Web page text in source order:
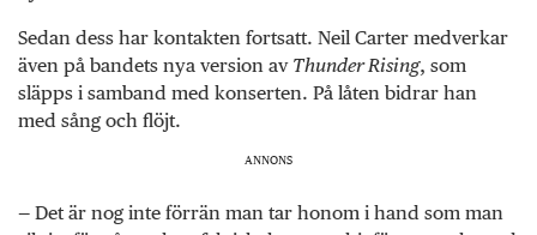
Sedan dess har kontakten fortsatt. Neil Carter medverkar
även på bandets nya version av Thunder Rising, som
släpps i samband med konserten. På låten bidrar han
med sång och flöjt.
ANNONS
— Det är nog inte förrän man tar honom i hand som man